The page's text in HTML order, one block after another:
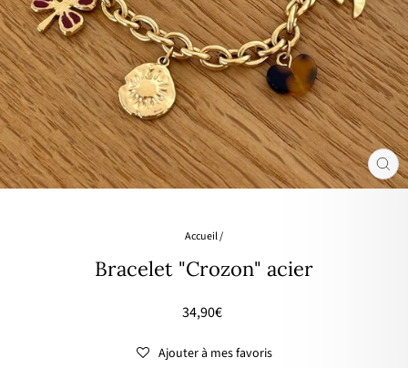
Accueil/
Bracelet "Crozon" acier
Prix
34,90€
Ajouter à mes favoris